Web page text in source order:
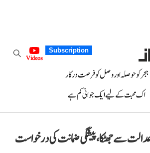
Subscription
Videos
ہجر کو حوصلہ اور وصل کو فرصت درکار
اک محبت کے لیے ایک جوانی کم ہے
عدالت سے جھٹکا، پیشگی ضمانت کی درخواست